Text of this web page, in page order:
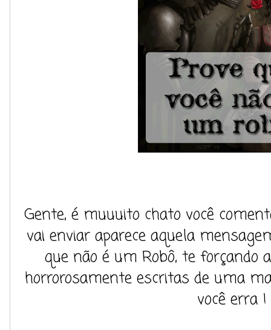
Gente, é muuuito chato você
vai enviar aparece aquela
que não é um Robô, te forçando
horrorosamente escritas de uma
você erra !